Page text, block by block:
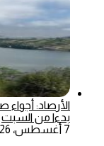
الأرصاد: أجواء
بدءا من السبت
7 أغسطس، 2026